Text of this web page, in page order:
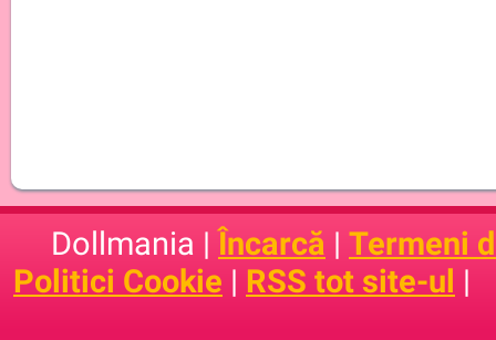
Dollmania |Încarcă | Termeni
Politici Cookie | RSS tot site-ul |